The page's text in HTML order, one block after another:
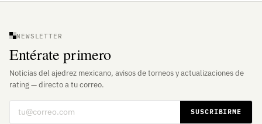
NEWSLETTER
Entérate primero
Noticias del ajedrez mexicano, avisos de torneos y actualizaciones de
rating — directo a tu correo.
SUSCRIBIRME